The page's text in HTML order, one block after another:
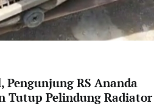
Pengunjung RS Ananda
Tutup Pelindung Radiator